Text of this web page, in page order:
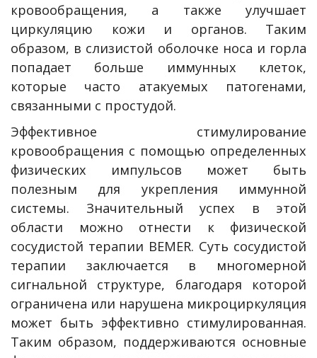
кровообращения, а также улучшает
циркуляцию кожи и органов. Таким
образом, в слизистой оболочке носа и горла
попадает больше иммунных клеток,
которые часто атакуемых патогенами,
связанными с простудой.
Эффективное стимулирование
кровообращения с помощью определенных
физических импульсов может быть
полезным для укрепления иммунной
системы. Значительный успех в этой
области можно отнести к физической
сосудистой терапии BEMER. Суть сосудистой
терапии заключается в многомерной
сигнальной структуре, благодаря которой
ограничена или нарушена микроциркуляция
может быть эффективно стимулированная.
Таким образом, поддерживаются основные